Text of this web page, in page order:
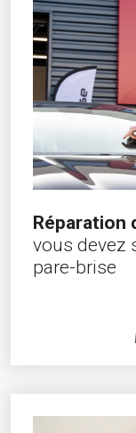
Réparation
vous devez
pare-brise